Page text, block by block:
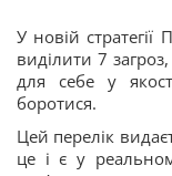
У новій
виділити 7
для себе у
боротися.
Цей перелік
це і є у